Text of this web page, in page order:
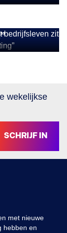
wekelijkse
SCHRIJF IN
met nieuwe
hebben en